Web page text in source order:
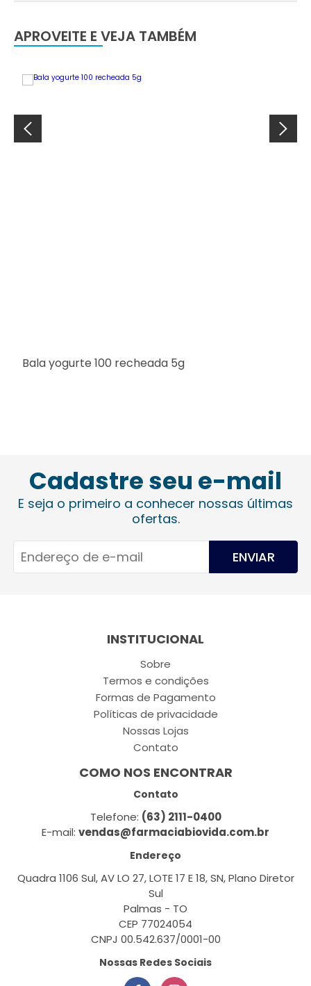
APROVEITE E VEJA TAMBÉM
Bala yogurte 100 recheada 5g
Cadastre seu e-mail
E seja o primeiro a conhecer nossas últimas
ofertas.
ENVIAR
INSTITUCIONAL
Sobre
Termos e condições
Formas de Pagamento
Políticas de privacidade
Nossas Lojas
Contato
COMO NOS ENCONTRAR
Contato
Telefone: (63) 2111-0400
E-mail: vendas@farmaciabiovida.com.br
Endereço
Quadra 1106 Sul, AV LO 27, LOTE 17 E 18, SN, Plano Diretor
Sul
Palmas - TO
CEP 77024054
CNPJ 00.542.637/0001-00
Nossas Redes Sociais